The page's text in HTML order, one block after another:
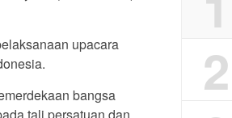
upacara
bangsa
2